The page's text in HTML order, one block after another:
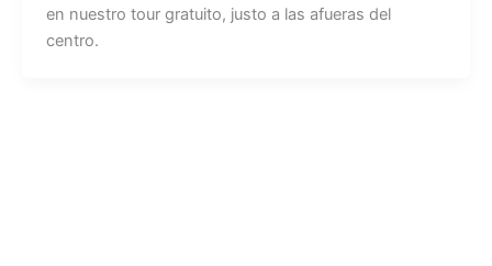
en nuestro tour gratuito, justo a las afueras del
centro.